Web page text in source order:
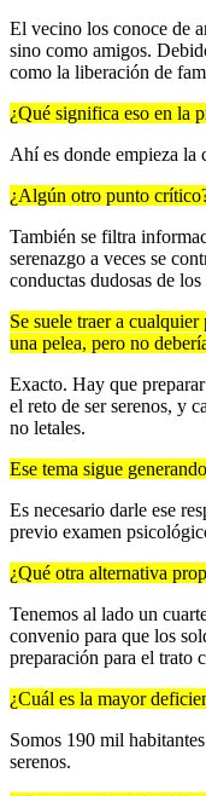
El vecino los conoce de
sino como amigos.
como la liberación de
¿Qué significa eso en la
Ahí es donde empieza la
¿Algún otro punto
También se filtra
serenazgo a veces se
conductas dudosas de
Se suele traer a
una pelea, pero no
Exacto. Hay que
el reto de ser serenos, y
no letales.
Ese tema sigue
Es necesario darle ese
previo examen
¿Qué otra alternativa
Tenemos al lado un
convenio para que los
preparación para el trato
¿Cuál es la mayor
Somos 190 mil
serenos.